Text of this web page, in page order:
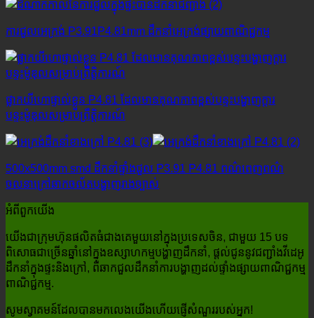
ការជួលអេក្រង់ P3.91P4.81mm ដឹកនាំអេក្រង់ផ្សាយពាណិជ្ជកម្ម
ផ្លាកយីហោផ្ទាល់ខ្លួន P4.81 ដែលមានគុណភាពខ្ពស់បន្ទះបង្ហាញក្តារ
បន្ទះម៉ូឌុលសម្រាប់ព្រឹត្តិការណ៍
500x500mm smd ដឹកនាំផ្ទាំងជួល P3.91 P4.81 ពណ៌ពេញពណ៌
ចលនាក្រៅឆាកចល័តបង្ហាញរាងច្បាស់
អំពី​ពួក​យើង
យើងជាក្រុមហ៊ុនផលិតធំជាងគេមួយនៅក្នុងប្រទេសចិន, ជាមួយ 15 បទ
ពិសោធជាច្រើនឆ្នាំនៅក្នុងឧស្សាហកម្មបង្ហាញដឹកនាំ, ផ្តល់ជូននូវជញ្ជាំងវីដេអូ
ដឹកនាំក្នុងផ្ទះនិងក្រៅ, ពីឆាកជួលដឹកនាំការបង្ហាញដល់ផ្ទាំងផ្សាយពាណិជ្ជកម្ម
ពាណិជ្ជកម្ម.
សូមស្វាគមន៍ដែលបានមកលេងយើងហើយផ្ញើសំណួររបស់អ្នក!